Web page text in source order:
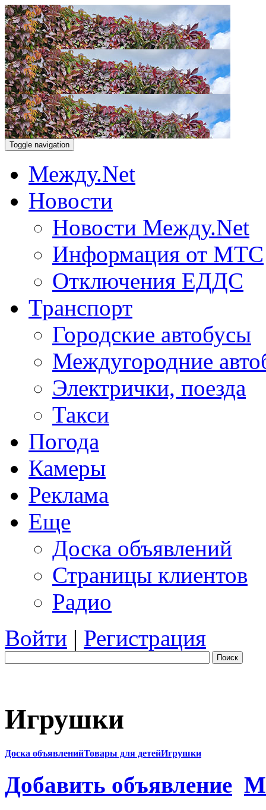
Toggle navigation
Между.Net
Новости
Новости Между.Net
Информация от МТС
Отключения ЕДДС
Транспорт
Городские автобусы
Междугородние
Электрички, поезда
Такси
Погода
Камеры
Реклама
Еще
Доска объявлений
Страницы клиентов
Радио
Войти | Регистрация
Поиск
Игрушки
Доска объявленийТовары для детейИгрушки
Добавить объявление